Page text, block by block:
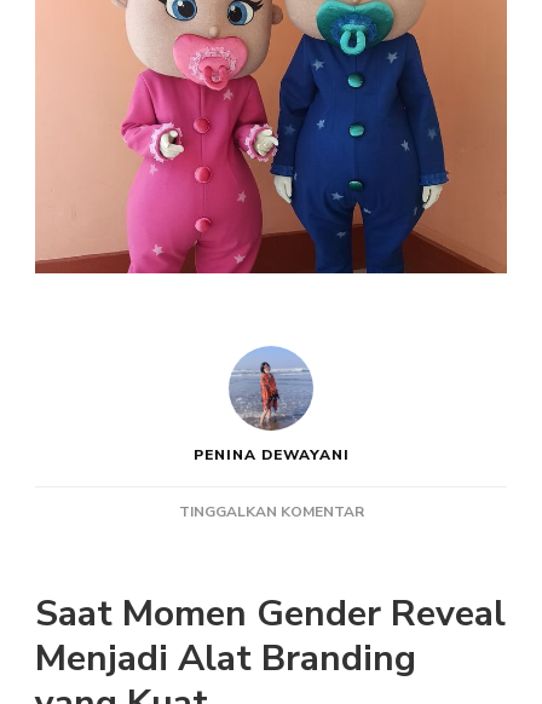
PENINA DEWAYANI
TINGGALKAN KOMENTARPADA
GENDER
UNTUK
Saat Momen Gender Reveal
Menjadi Alat Branding